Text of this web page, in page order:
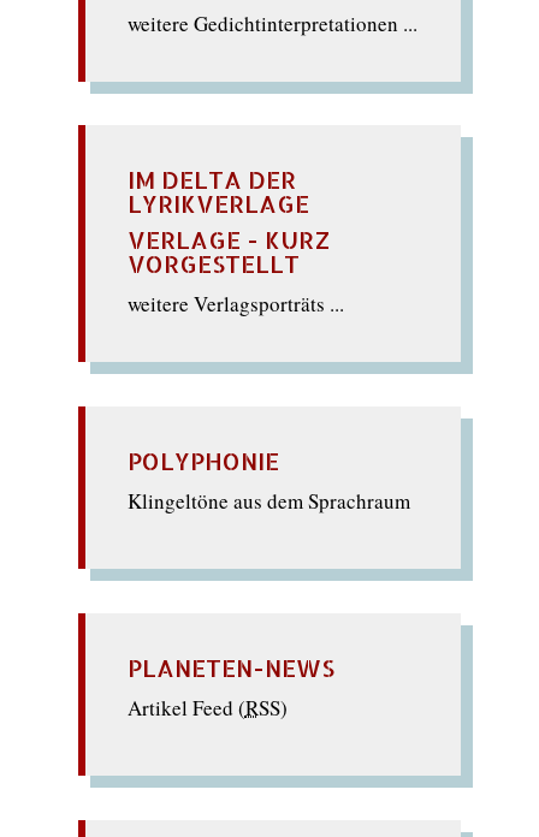
weitere Gedichtinterpretationen ...
IM DELTA DER
LYRIKVERLAGE
VERLAGE - KURZ
VORGESTELLT
weitere Verlagsporträts ...
POLYPHONIE
Klingeltöne aus dem Sprachraum
PLANETEN-NEWS
Artikel Feed (RSS)